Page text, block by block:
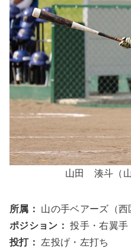
山田 湊斗（山
所属：
山の手ベアーズ（西
ポジション： 投手・右翼手
投打：
左投げ・左打ち